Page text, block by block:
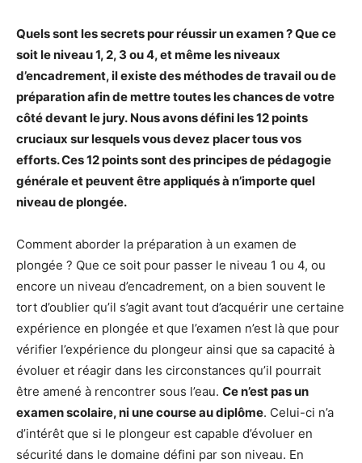
Quels sont les secrets pour réussir un examen ? Que ce
soit le niveau 1, 2, 3 ou 4, et même les niveaux
d’encadrement, il existe des méthodes de travail ou de
préparation afin de mettre toutes les chances de votre
côté devant le jury. Nous avons défini les 12 points
cruciaux sur lesquels vous devez placer tous vos
efforts. Ces 12 points sont des principes de pédagogie
générale et peuvent être appliqués à n’importe quel
niveau de plongée.
Comment aborder la préparation à un examen de
plongée ? Que ce soit pour passer le niveau 1 ou 4, ou
encore un niveau d’encadrement, on a bien souvent le
tort d’oublier qu’il s’agit avant tout d’acquérir une certaine
expérience en plongée et que l’examen n’est là que pour
vérifier l’expérience du plongeur ainsi que sa capacité à
évoluer et réagir dans les circonstances qu’il pourrait
être amené à rencontrer sous l’eau. Ce n’est pas un
examen scolaire, ni une course au diplôme. Celui-ci n’a
d’intérêt que si le plongeur est capable d’évoluer en
sécurité dans le domaine défini par son niveau. En